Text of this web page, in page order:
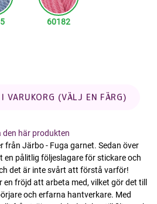
60182
LÄGG I VARUKORG (VÄLJ EN FÄRG)
den här produkten
från Järbo - Fuga garnet. Sedan över
en pålitlig följeslagare för stickare och
det är inte svårt att förstå varför!
fröjd att arbeta med, vilket gör det till
och erfarna hantverkare. Med